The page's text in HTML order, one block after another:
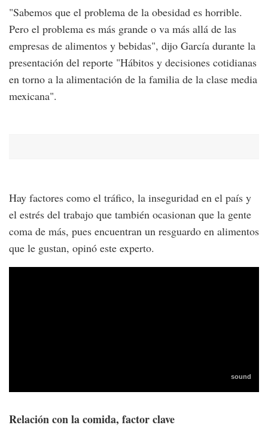
"Sabemos que el problema de la obesidad es horrible.
Pero el problema es más grande o va más allá de las
empresas de alimentos y bebidas", dijo García durante la
presentación del reporte "Hábitos y decisiones cotidianas
en torno a la alimentación de la familia de la clase media
mexicana".
Hay factores como el tráfico, la inseguridad en el país y
el estrés del trabajo que también ocasionan que la gente
coma de más, pues encuentran un resguardo en alimentos
que le gustan, opinó este experto.
Relación con la comida, factor clave